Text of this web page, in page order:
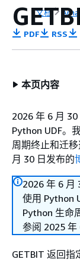
文档
PDF RSS
本页内容
2026 年 6 月
Python UDF。
周期终止和迁
月 30 日发布的
2026 年 6 月
使用 Python
Python 生命
参阅 2025 年
GETBIT 返回指